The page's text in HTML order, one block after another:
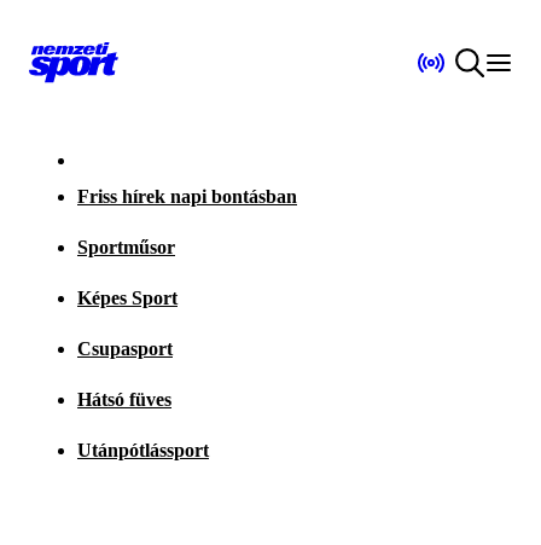
Friss hírek napi bontásban
Sportműsor
Képes Sport
Csupasport
Hátsó füves
Utánpótlássport